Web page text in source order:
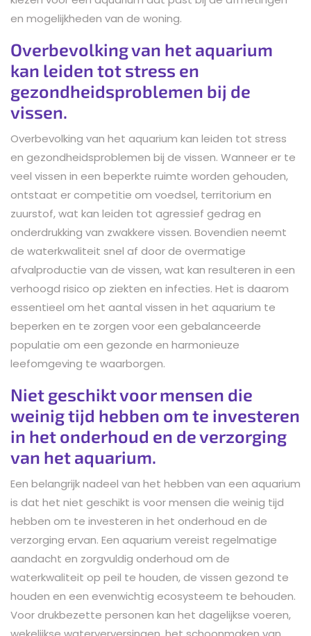
en mogelijkheden van de woning.
Overbevolking van het aquarium
kan leiden tot stress en
gezondheidsproblemen bij de
vissen.
Overbevolking van het aquarium kan leiden tot stress
en gezondheidsproblemen bij de vissen. Wanneer er te
veel vissen in een beperkte ruimte worden gehouden,
ontstaat er competitie om voedsel, territorium en
zuurstof, wat kan leiden tot agressief gedrag en
onderdrukking van zwakkere vissen. Bovendien neemt
de waterkwaliteit snel af door de overmatige
afvalproductie van de vissen, wat kan resulteren in een
verhoogd risico op ziekten en infecties. Het is daarom
essentieel om het aantal vissen in het aquarium te
beperken en te zorgen voor een gebalanceerde
populatie om een gezonde en harmonieuze
leefomgeving te waarborgen.
Niet geschikt voor mensen die
weinig tijd hebben om te investeren
in het onderhoud en de verzorging
van het aquarium.
Een belangrijk nadeel van het hebben van een aquarium
is dat het niet geschikt is voor mensen die weinig tijd
hebben om te investeren in het onderhoud en de
verzorging ervan. Een aquarium vereist regelmatige
aandacht en zorgvuldig onderhoud om de
waterkwaliteit op peil te houden, de vissen gezond te
houden en een evenwichtig ecosysteem te behouden.
Voor drukbezette personen kan het dagelijkse voeren,